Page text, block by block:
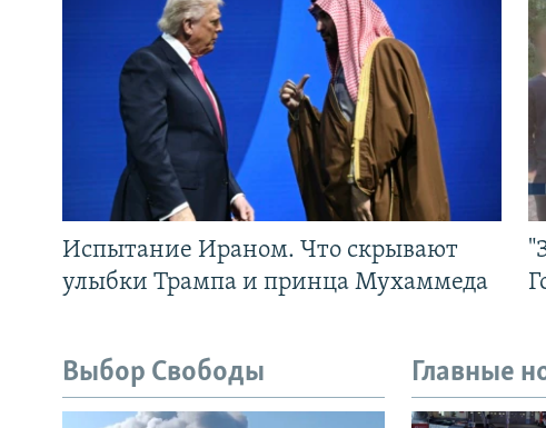
Испытание Ираном. Что скрывают
улыбки Трампа и принца Мухаммеда
Выбор Свободы Главные